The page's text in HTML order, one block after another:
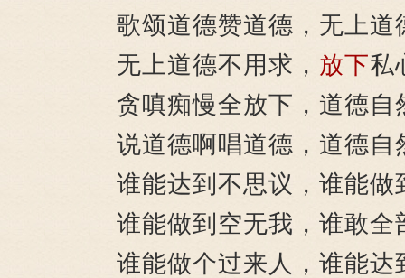
歌颂道德赞道德，无上道
无上道德不用求， 放下私
贪嗔痴慢全放下，道德自
说道德啊唱道德，道德自
谁能达到不思议，谁能做
谁能做到空无我，谁敢全
谁能做个过来人，谁能达